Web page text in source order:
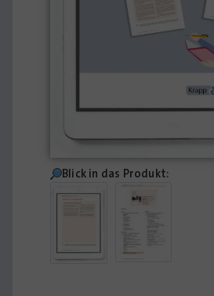
Blick in das Produkt: